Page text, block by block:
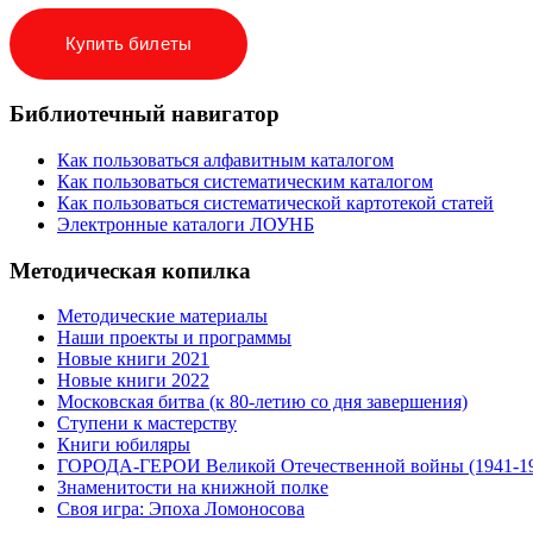
Купить билеты
Библиотечный навигатор
Как пользоваться алфавитным каталогом
Как пользоваться систематическим каталогом
Как пользоваться систематической картотекой статей
Электронные каталоги ЛОУНБ
Методическая копилка
Методические материалы
Наши проекты и программы
Новые книги 2021
Новые книги 2022
Московская битва (к 80-летию со дня завершения)
Ступени к мастерству
Книги юбиляры
ГОРОДА-ГЕРОИ Великой Отечественной войны (1941-
Знаменитости на книжной полке
Своя игра: Эпоха Ломоносова